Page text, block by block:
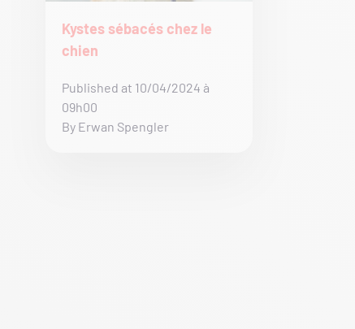
Kystes sébacés chez le
chien
Published at 10/04/2024 à
09h00
By Erwan Spengler